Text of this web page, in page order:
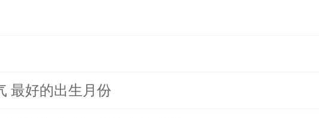
人恩爱如初。
不适合佩戴紫水晶有关的配饰，紫水晶会让生肖猴
最好的出生月份